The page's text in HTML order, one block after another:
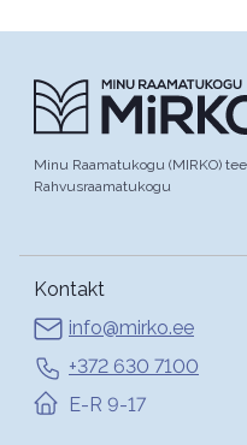
Minu Raamatukogu (MIRKO)
Rahvusraamatukogu
Kontakt
info@mirko.ee
+372 630 7100
E-R 9-17